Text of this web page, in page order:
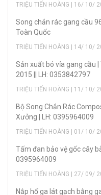
TRIỆU TIẾN HOÀNG | 16/ 10/
Song chắn rác gang cầu
Toàn Quốc
TRIỆU TIẾN HOÀNG | 14/ 10/
Sản xuẩt bó vỉa gang cầu |
2015 || LH: 0353842797
TRIỆU TIẾN HOÀNG | 11/ 10/
Bộ Song Chắn Rác
Xưởng | LH: 0395964009
TRIỆU TIẾN HOÀNG | 01/ 10/
Tấm đan bảo vệ gốc cây
0395964009
TRIỆU TIẾN HOÀNG | 27/ 09/
Nắp hố ga lát gạch bằng